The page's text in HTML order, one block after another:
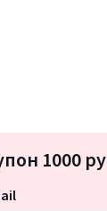
на
1000